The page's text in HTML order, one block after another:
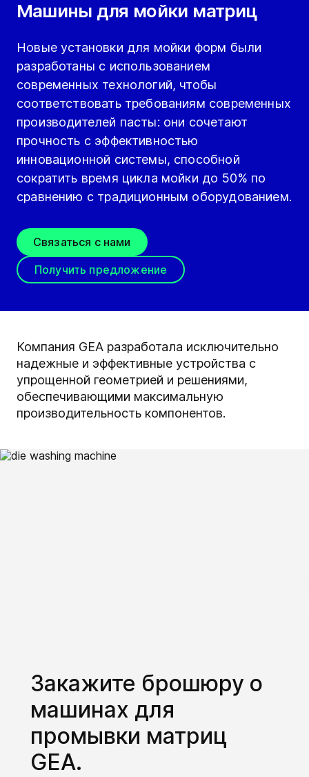
Машины для мойки матриц
Новые установки для мойки форм были
разработаны с использованием
современных технологий, чтобы
соответствовать требованиям современных
производителей пасты: они сочетают
прочность с эффективностью
инновационной системы, способной
сократить время цикла мойки до 50% по
сравнению с традиционным оборудованием.
Связаться с нами
Получить предложение
Компания GEA разработала исключительно
надежные и эффективные устройства с
упрощенной геометрией и решениями,
обеспечивающими максимальную
производительность компонентов.
Закажите брошюру о
машинах для
промывки матриц
GEA.